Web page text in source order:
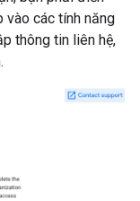
vào các tính năng
thông tin liên hệ,